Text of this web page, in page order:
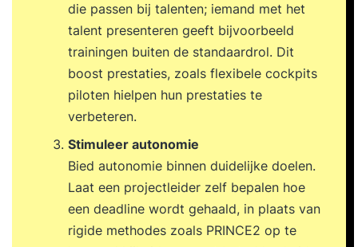
praktische oefeningen en opdrachten levert je
waardevolle informatie om je functie met succes
te vervullen. Ook leer je veel van je
medecursisten die werkzaam zijn bij andere
organisaties. De opleiding wordt verzorgd door
een deskundige met brede ervaring op het
gebied van personeel en organisatie.
die passen bij talenten; iemand met het
talent presenteren geeft bijvoorbeeld
trainingen buiten de standaardrol. Dit
boost prestaties, zoals flexibele cockpits
piloten hielpen hun prestaties te
verbeteren.
Stimuleer autonomie
Bied autonomie binnen duidelijke doelen.
Laat een projectleider zelf bepalen hoe
een deadline wordt gehaald, in plaats van
rigide methodes zoals PRINCE2 op te